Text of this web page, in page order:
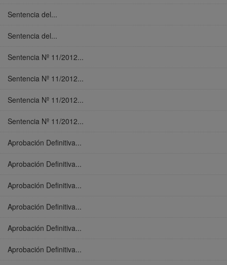
Sentencia del...
Sentencia del...
Sentencia Nº 11/2012...
Sentencia Nº 11/2012...
Sentencia Nº 11/2012...
Sentencia Nº 11/2012...
Aprobación Definitiva...
Aprobación Definitiva...
Aprobación Definitiva...
Aprobación Definitiva...
Aprobación Definitiva...
Aprobación Definitiva...